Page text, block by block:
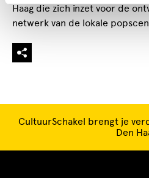
Haag die zich inzet voor de
netwerk van de lokale
CultuurSchakel brengt je
Den